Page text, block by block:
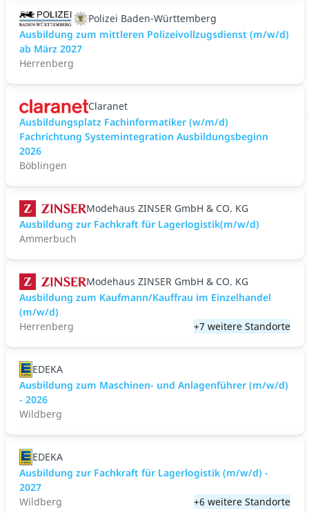
Polizei Baden-Württemberg
Ausbildung zum mittleren Polizeivollzugsdienst (m/w/d)
ab März 2027
Herrenberg
Claranet
Ausbildungsplatz Fachinformatiker (w/m/d)
Fachrichtung Systemintegration Ausbildungsbeginn
2026
Böblingen
Modehaus ZINSER GmbH & CO. KG
Ausbildung zur Fachkraft für Lagerlogistik(m/w/d)
Ammerbuch
Modehaus ZINSER GmbH & CO. KG
Ausbildung zum Kaufmann/Kauffrau im Einzelhandel
(m/w/d)
Herrenberg
+7 weitere Standorte
EDEKA
Ausbildung zum Maschinen- und Anlagenführer (m/w/d)
- 2026
Wildberg
EDEKA
Ausbildung zur Fachkraft für Lagerlogistik (m/w/d) -
2027
Wildberg
+6 weitere Standorte